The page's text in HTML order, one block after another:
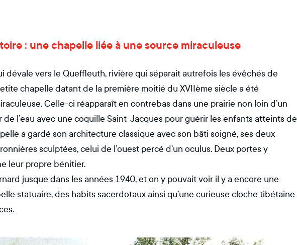
: une chapelle liée à une source miraculeuse
dévale vers le Queffleuth, rivière qui séparait autrefois les évêchés de
chapelle datant de la première moitié du XVIIème siècle a été
Celle-ci réapparaît en contrebas dans une prairie non loin d’un
de l’eau avec une coquille Saint-Jacques pour guérir les enfants atteints de
a gardé son architecture classique avec son bâti soigné, ses deux
sculptées, celui de l’ouest percé d’un oculus. Deux portes y
leur propre bénitier.
jusque dans les années 1940, et on y pouvait voir il y a encore une
statuaire, des habits sacerdotaux ainsi qu’une curieuse cloche tibétaine